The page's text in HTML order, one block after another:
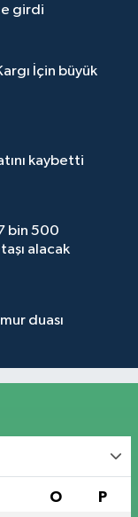
girdi
büyük
kaybetti
bin 500
alacak
duası
O P